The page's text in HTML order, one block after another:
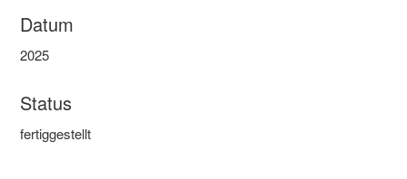
Datum
2025
Status
fertiggestellt